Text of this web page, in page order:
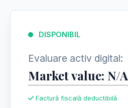
DISPONIBIL
Evaluare activ digital:
Market value: N/A
Factură fiscală deductibilă